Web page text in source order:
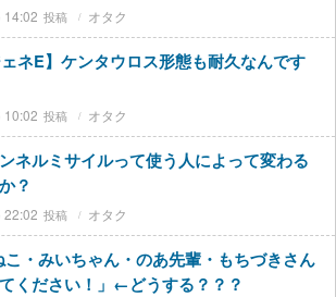
14:02 オタク
ェネE】ケンタウロス形態も耐久なんです
10:02 オタク
ネルミサイルって使う人によって変わる
？
22:02 オタク
こ・みいちゃん・のあ先輩・もちづきさん
てください！」←どうする？？？